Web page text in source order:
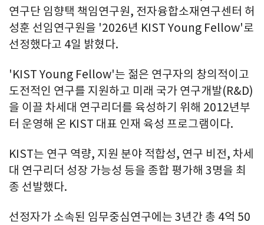
연구단 임향택 책임연구원, 전자융합소재연구센터 허
성훈 선임연구원을 '2026년 KIST Young Fellow'로
선정했다고 4일 밝혔다.
'KIST Young Fellow'는 젊은 연구자의 창의적이고
도전적인 연구를 지원하고 미래 국가 연구개발(R&D)
을 이끌 차세대 연구리더를 육성하기 위해 2012년부
터 운영해 온 KIST 대표 인재 육성 프로그램이다.
KIST는 연구 역량, 지원 분야 적합성, 연구 비전, 차세
대 연구리더 성장 가능성 등을 종합 평가해 3명을 최
종 선발했다.
선정자가 소속된 임무중심연구에는 3년간 총 4억 50